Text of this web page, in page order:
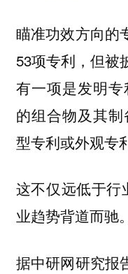
瞄准功效方向的
53项专利，但被
有一项是发明
的组合物及其
型专利或外观专
这不仅远低于行
业趋势背道而驰。
据中研网研究报